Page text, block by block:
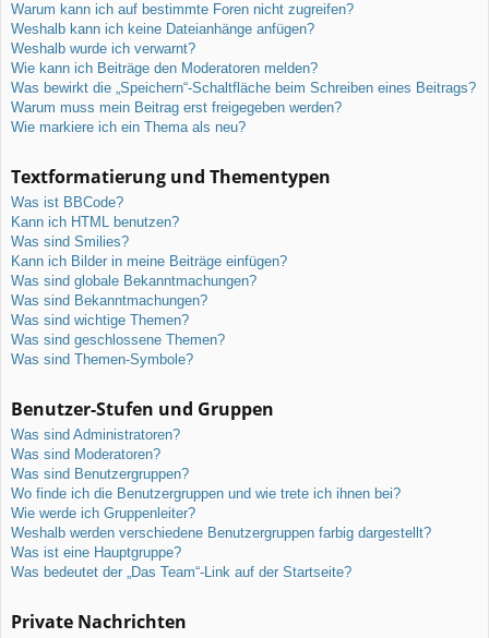
Warum kann ich auf bestimmte Foren nicht zugreifen?
Weshalb kann ich keine Dateianhänge anfügen?
Weshalb wurde ich verwarnt?
Wie kann ich Beiträge den Moderatoren melden?
Was bewirkt die „Speichern“-Schaltfläche beim Schreiben eines Beitrags?
Warum muss mein Beitrag erst freigegeben werden?
Wie markiere ich ein Thema als neu?
Textformatierung und Thementypen
Was ist BBCode?
Kann ich HTML benutzen?
Was sind Smilies?
Kann ich Bilder in meine Beiträge einfügen?
Was sind globale Bekanntmachungen?
Was sind Bekanntmachungen?
Was sind wichtige Themen?
Was sind geschlossene Themen?
Was sind Themen-Symbole?
Benutzer-Stufen und Gruppen
Was sind Administratoren?
Was sind Moderatoren?
Was sind Benutzergruppen?
Wo finde ich die Benutzergruppen und wie trete ich ihnen bei?
Wie werde ich Gruppenleiter?
Weshalb werden verschiedene Benutzergruppen farbig dargestellt?
Was ist eine Hauptgruppe?
Was bedeutet der „Das Team“-Link auf der Startseite?
Private Nachrichten